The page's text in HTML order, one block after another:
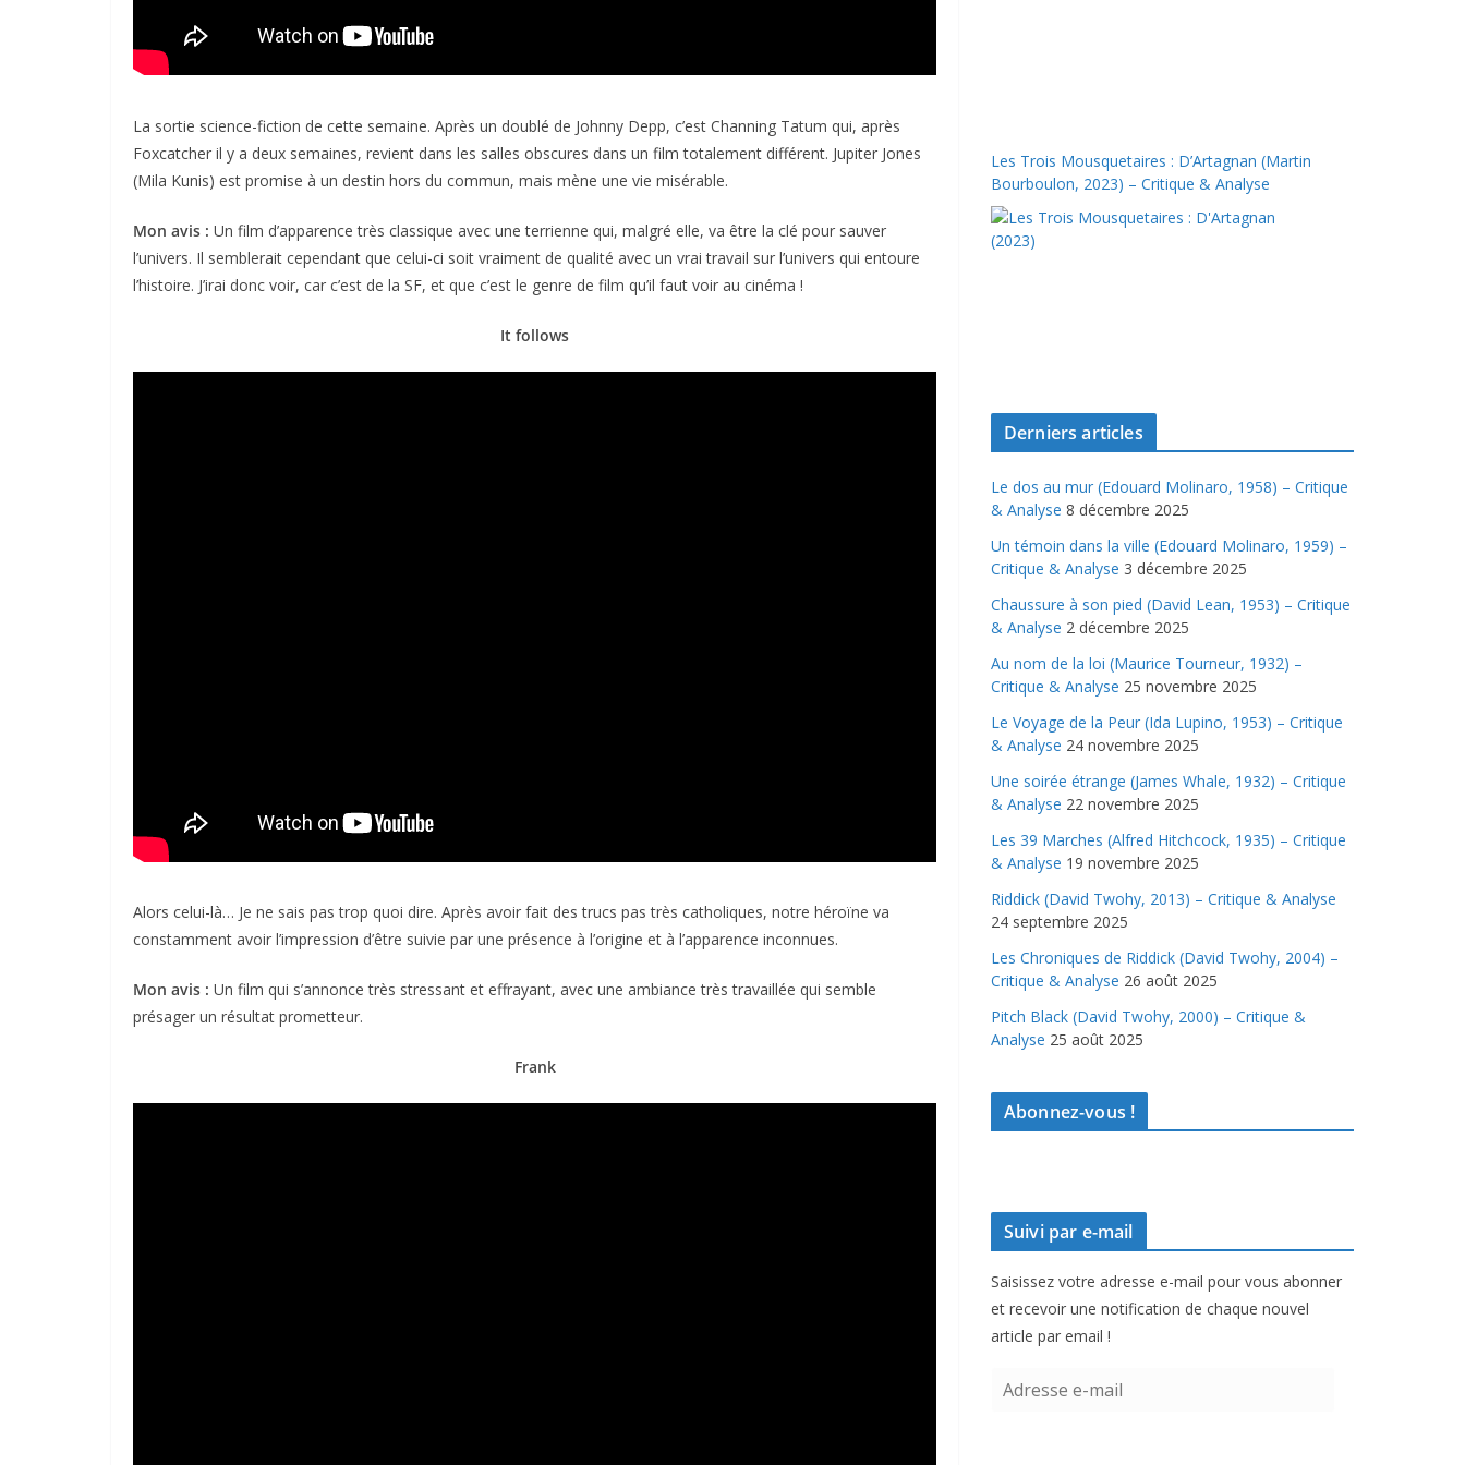
La sortie science-fiction de cette semaine. Après un doublé de Johnny Depp, c’est Channing Tatum qui, après
Foxcatcher il y a deux semaines, revient dans les salles obscures dans un film totalement différent. Jupiter Jones
(Mila Kunis) est promise à un destin hors du commun, mais mène une vie misérable.
Mon avis : Un film d’apparence très classique avec une terrienne qui, malgré elle, va être la clé pour sauver
l’univers. Il semblerait cependant que celui-ci soit vraiment de qualité avec un vrai travail sur l’univers qui entoure
l’histoire. J’irai donc voir, car c’est de la SF, et que c’est le genre de film qu’il faut voir au cinéma !
It follows
Alors celui-là… Je ne sais pas trop quoi dire. Après avoir fait des trucs pas très catholiques, notre héroïne va
constamment avoir l’impression d’être suivie par une présence à l’origine et à l’apparence inconnues.
Mon avis : Un film qui s’annonce très stressant et effrayant, avec une ambiance très travaillée qui semble
présager un résultat prometteur.
Frank
Les Trois Mousquetaires : D’Artagnan (Martin
Bourboulon, 2023) – Critique & Analyse
Derniers articles
Le dos au mur (Edouard Molinaro, 1958) – Critique
& Analyse 8 décembre 2025
Un témoin dans la ville (Edouard Molinaro, 1959) –
Critique & Analyse 3 décembre 2025
Chaussure à son pied (David Lean, 1953) – Critique
& Analyse 2 décembre 2025
Au nom de la loi (Maurice Tourneur, 1932) –
Critique & Analyse 25 novembre 2025
Le Voyage de la Peur (Ida Lupino, 1953) – Critique
& Analyse 24 novembre 2025
Une soirée étrange (James Whale, 1932) – Critique
& Analyse 22 novembre 2025
Les 39 Marches (Alfred Hitchcock, 1935) – Critique
& Analyse 19 novembre 2025
Riddick (David Twohy, 2013) – Critique & Analyse
24 septembre 2025
Les Chroniques de Riddick (David Twohy, 2004) –
Critique & Analyse 26 août 2025
Pitch Black (David Twohy, 2000) – Critique &
Analyse 25 août 2025
Abonnez-vous !
Suivi par e-mail
Saisissez votre adresse e-mail pour vous abonner
et recevoir une notification de chaque nouvel
article par email !